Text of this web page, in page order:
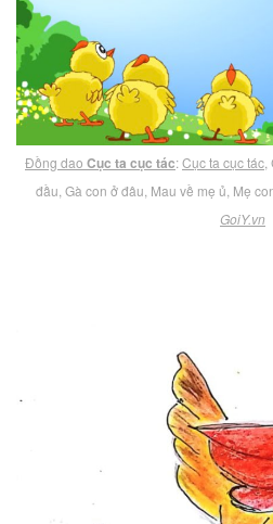
Đồng dao Cục ta cục tác:Cục ta cục tác
đầu, Gà con ở đâu, Mau về mẹ ủ, Mẹ
GoiY.vn